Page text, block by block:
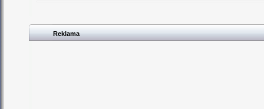
Reklama